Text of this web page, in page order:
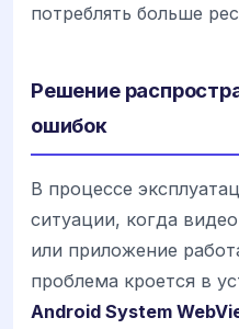
потреблять больше
Решение
ошибок
В процессе
ситуации, когда
или приложение
проблема кроется в
Android System